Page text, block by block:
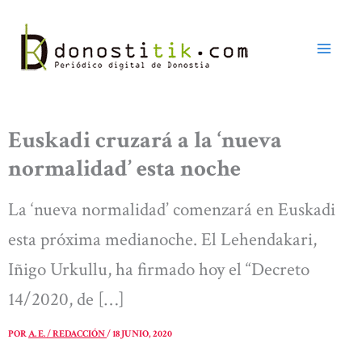
contenido
Euskadi cruzará a la ‘nueva
normalidad’ esta noche
La ‘nueva normalidad’ comenzará en Euskadi
esta próxima medianoche. El Lehendakari,
Iñigo Urkullu, ha firmado hoy el “Decreto
14/2020, de […]
PORA. E. / REDACCIÓN/18 JUNIO, 2020